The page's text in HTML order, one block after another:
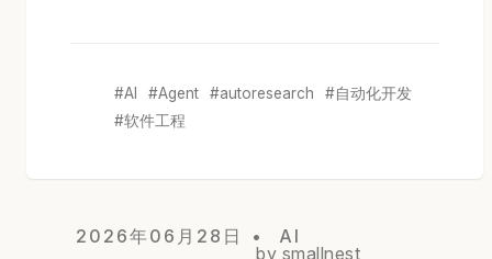
AI Agent autoresearch
自动化开发
软件工程
2026年06月28日
AI
by smallnest